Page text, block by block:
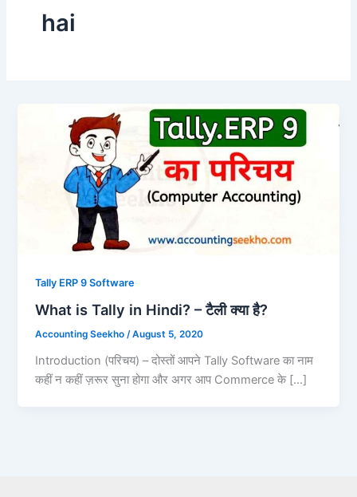
hai
Tally ERP 9 Software
What is Tally in Hindi? – टैली क्या है?
Accounting Seekho/August 5, 2020
Introduction (परिचय) – दोस्तों आपने Tally Software का नाम
कहीं न कहीं ज़रूर सुना होगा और अगर आप Commerce के […]